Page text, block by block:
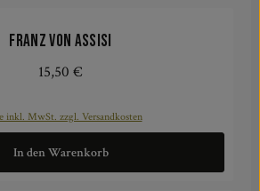
Franz von Assisi
Regulärer Preis:
15,50 €
inkl. MwSt. zzgl. Versandkosten
In den Warenkorb